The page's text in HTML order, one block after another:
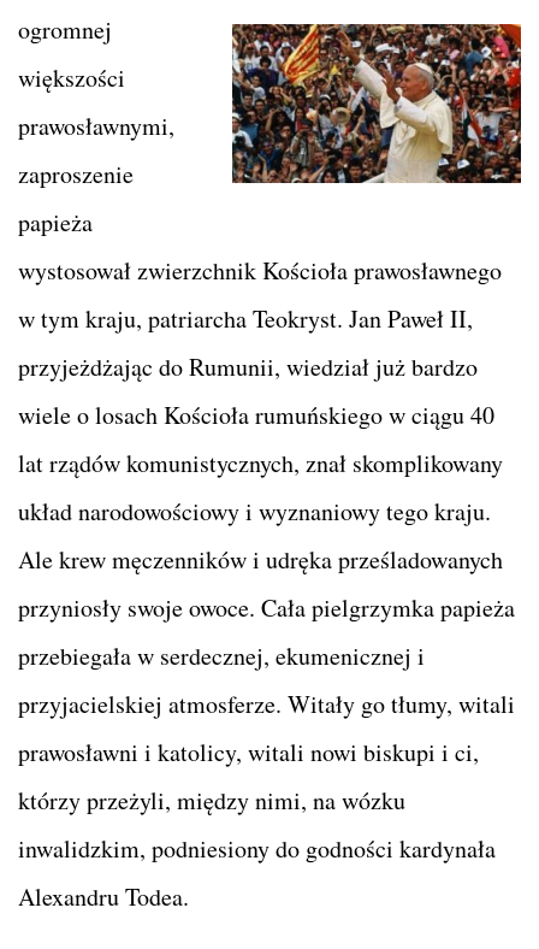
ogromnej
większości
prawosławnymi,
zaproszenie
papieża
wystosował zwierzchnik Kościoła prawosławnego
w tym kraju, patriarcha Teokryst. Jan Paweł II,
przyjeżdżając do Rumunii, wiedział już bardzo
wiele o losach Kościoła rumuńskiego w ciągu 40
lat rządów komunistycznych, znał skomplikowany
układ narodowościowy i wyznaniowy tego kraju.
Ale krew męczenników i udręka prześladowanych
przyniosły swoje owoce. Cała pielgrzymka papieża
przebiegała w serdecznej, ekumenicznej i
przyjacielskiej atmosferze. Witały go tłumy, witali
prawosławni i katolicy, witali nowi biskupi i ci,
którzy przeżyli, między nimi, na wózku
inwalidzkim, podniesiony do godności kardynała
Alexandru Todea.